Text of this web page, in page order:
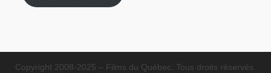
Copyright 2008-2025 – Films du Québec. Tous droits réservés.